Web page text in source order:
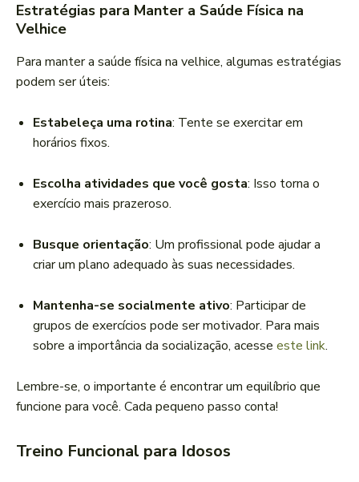
Estratégias para Manter a Saúde Física na
Velhice
Para manter a saúde física na velhice, algumas estratégias
podem ser úteis:
Estabeleça uma rotina: Tente se exercitar em
horários fixos.
Escolha atividades que você gosta: Isso torna o
exercício mais prazeroso.
Busque orientação: Um profissional pode ajudar a
criar um plano adequado às suas necessidades.
Mantenha-se socialmente ativo: Participar de
grupos de exercícios pode ser motivador. Para mais
sobre a importância da socialização, acesse este link.
Lembre-se, o importante é encontrar um equilíbrio que
funcione para você. Cada pequeno passo conta!
Treino Funcional para Idosos